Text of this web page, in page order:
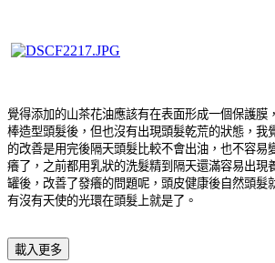
覺得添加的山茶花油應該有在表面形成一個保護膜
棒造型頭髮後，但也沒有出現頭髮乾荒的狀態，我
的改善是用完後隔天頭髮比較不會出油，也不容易
癢了，之前都用乳狀的洗髮精到隔天還滿容易出現
罐後，改善了發癢的問題呢，頭皮健康後自然頭髮
有沒有天使的光環在頭髮上就是了。
載入更多